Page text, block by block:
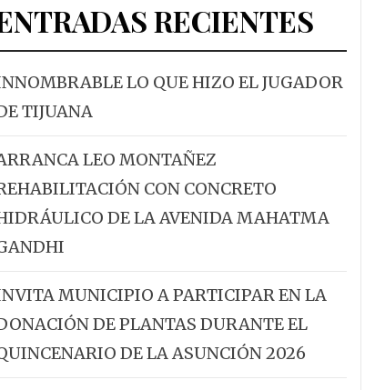
RECIENTES
LO QUE HIZO EL JUGADOR
TIJUANA
LEO MONTAÑEZ
CON CONCRETO
DE LA AVENIDA MAHATMA
MUNICIPIO A PARTICIPAR EN LA
DE PLANTAS DURANTE EL
DE LA ASUNCIÓN 2026